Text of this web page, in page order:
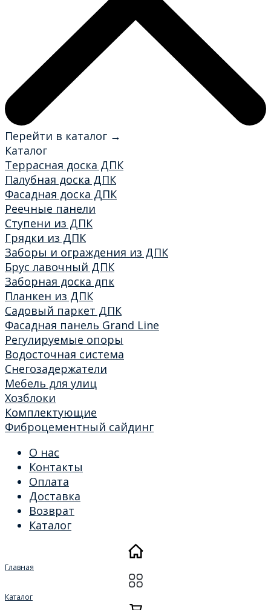
Перейти в каталог →
Каталог
Террасная доска ДПК
Палубная доска ДПК
Фасадная доска ДПК
Реечные панели
Ступени из ДПК
Грядки из ДПК
Заборы и ограждения из ДПК
Брус лавочный ДПК
Заборная доска дпк
Планкен из ДПК
Садовый паркет ДПК
Фасадная панель Grand Line
Регулируемые опоры
Водосточная система
Снегозадержатели
Мебель для улиц
Хозблоки
Комплектующие
Фиброцементный сайдинг
О нас
Контакты
Оплата
Доставка
Возврат
Каталог
Главная
Каталог